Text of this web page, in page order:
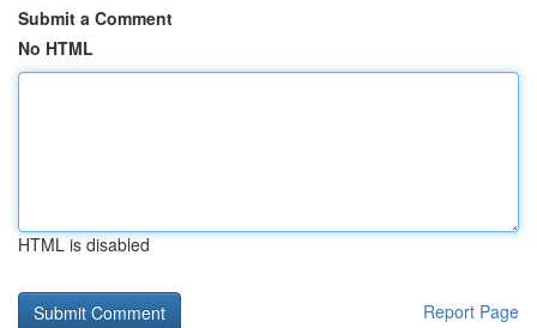
Submit a Comment
No HTML
HTML is disabled
Report Page